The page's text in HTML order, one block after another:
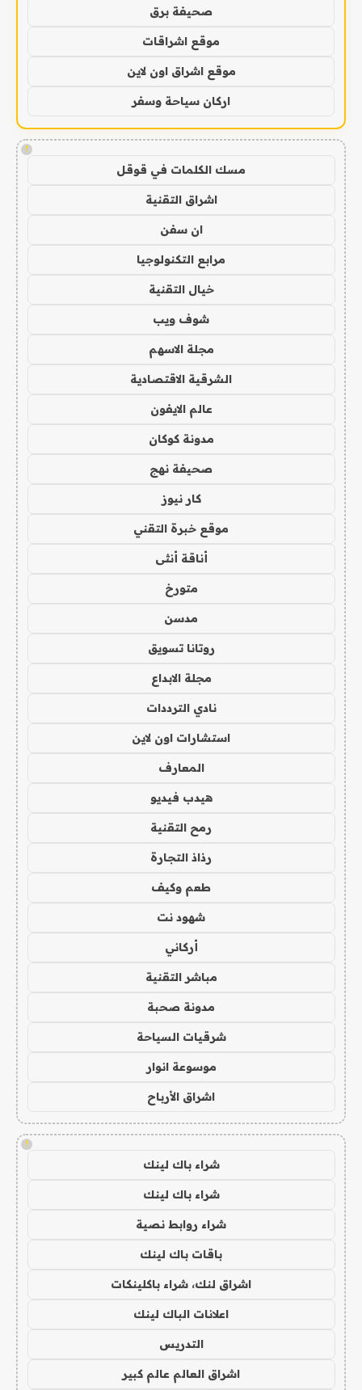
صحيفة برق
موقع اشراقات
موقع اشراق اون لاين
اركان سياحة وسفر
!
مسك الكلمات في قوقل
اشراق التقنية
ان سفن
مرابع التكنولوجيا
خيال التقنية
شوف ويب
مجلة الاسهم
الشرقية الاقتصادية
عالم الايفون
مدونة كوكان
صحيفة نهج
كار نيوز
موقع خبرة التقني
أناقة أنثى
متورخ
مدسن
روتانا تسويق
مجلة الابداع
نادي الترددات
استشارات اون لاين
المعارف
هيدب فيديو
رمح التقنية
رذاذ التجارة
طعم وكيف
شهود نت
أركاني
مباشر التقنية
مدونة صحبة
شرقيات السياحة
موسوعة انوار
اشراق الأرباح
!
شراء باك لينك
شراء باك لينك
شراء روابط نصية
باقات باك لينك
اشراق لنك، شراء باكلينكات
اعلانات الباك لينك
التدريس
اشراق العالم عالم كبير